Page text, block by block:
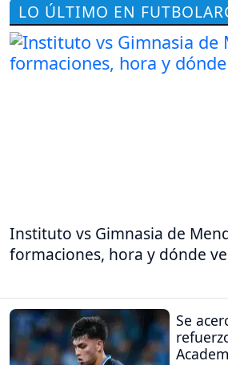
LO ÚLTIMO EN
Instituto vs Gimnasia de
formaciones, hora y dónde
Se